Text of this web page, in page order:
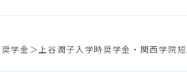
学金＞上谷潤子入学時奨学金・関西学院